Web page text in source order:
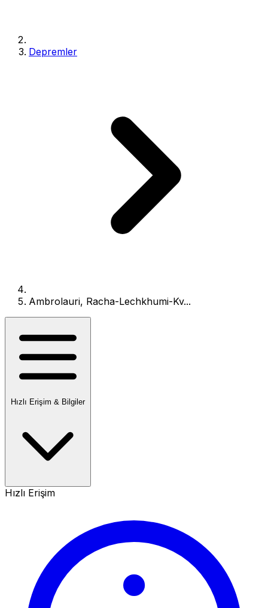
Depremler
Ambrolauri, Racha-Lechkhumi-Kv...
Hızlı Erişim & Bilgiler
Hızlı Erişim